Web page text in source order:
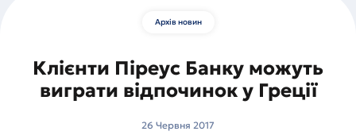
Архів новин
Клієнти Піреус Банку можуть
виграти відпочинок у Греції
26 Червня 2017